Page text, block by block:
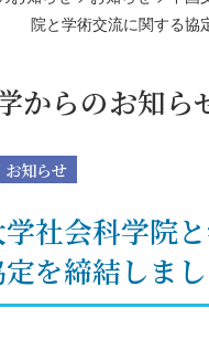
院と学術交流に関する協
からのお知ら
お知らせ
社会科学院
を締結しま